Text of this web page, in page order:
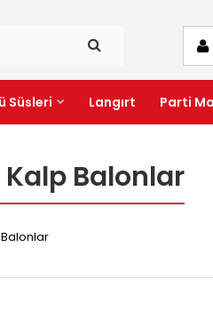
Süsleri Langırt Parti
Balonlar